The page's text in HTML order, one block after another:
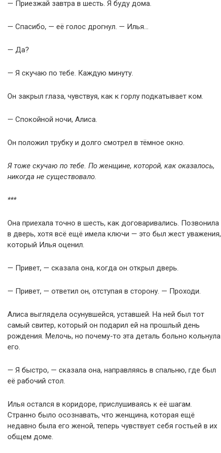
— Приезжай завтра в шесть. Я буду дома.
— Спасибо, — её голос дрогнул. — Илья…
— Да?
— Я скучаю по тебе. Каждую минуту.
Он закрыл глаза, чувствуя, как к горлу подкатывает ком.
— Спокойной ночи, Алиса.
Он положил трубку и долго смотрел в тёмное окно.
Я тоже скучаю по тебе. По женщине, которой, как оказалось,
никогда не существовало.
***
Она приехала точно в шесть, как договаривались. Позвонила
в дверь, хотя всё ещё имела ключи — это был жест уважения,
который Илья оценил.
— Привет, — сказала она, когда он открыл дверь.
— Привет, — ответил он, отступая в сторону. — Проходи.
Алиса выглядела осунувшейся, уставшей. На ней был тот
самый свитер, который он подарил ей на прошлый день
рождения. Мелочь, но почему-то эта деталь больно кольнула
его.
— Я быстро, — сказала она, направляясь в спальню, где был
её рабочий стол.
Илья остался в коридоре, прислушиваясь к её шагам.
Странно было осознавать, что женщина, которая ещё
недавно была его женой, теперь чувствует себя гостьей в их
общем доме.